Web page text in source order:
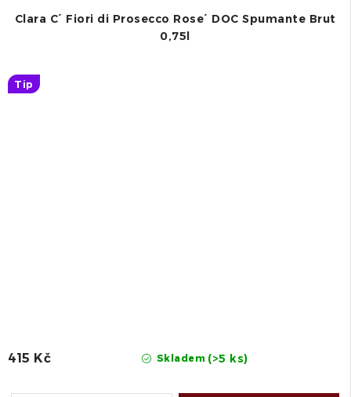
Clara C´ Fiori di Prosecco Rose´ DOC Spumante Brut
0,75l
Tip
Skladem (>5 ks)
415 Kč